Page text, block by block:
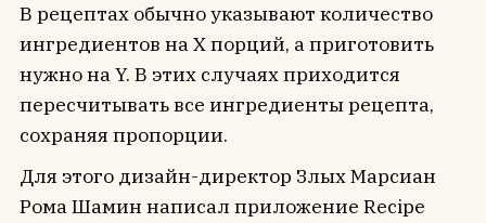
В рецептах обычно указывают количество
ингредиентов на Х порций, а приготовить
нужно на Y. В этих случаях приходится
пересчитывать все ингредиенты рецепта,
сохраняя пропорции.
Для этого дизайн-директор Злых Марсиан
Рома Шамин написал приложение Recipe